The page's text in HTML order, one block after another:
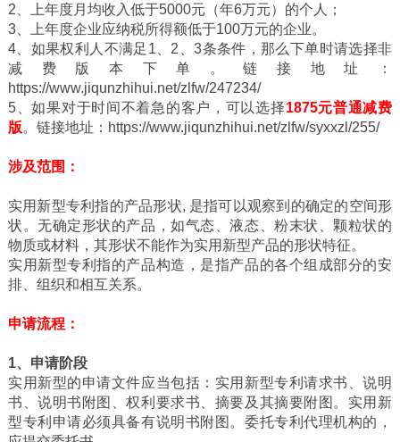
2、上年度月均收入低于5000元（年6万元）的个人；
3、上年度企业应纳税所得额低于100万元的企业。
4、如果权利人不满足1、2、3条条件，那么下单时请选择非
减费版本下单。链接地址：
https://www.jiqunzhihui.net/zlfw/247234/
5、如果对于时间不着急的客户，可以选择1875元普通减费
版。链接地址：https://www.jiqunzhihui.net/zlfw/syxxzl/255/
涉及范围：
实用新型专利指的产品形状, 是指可以观察到的确定的空间形
状。无确定形状的产品，如气态、液态、粉末状、颗粒状的
物质或材料，其形状不能作为实用新型产品的形状特征。
实用新型专利指的产品构造，是指产品的各个组成部分的安
排、组织和相互关系。
申请流程：
1、申请阶段
实用新型的申请文件应当包括：实用新型专利请求书、说明
书、说明书附图、权利要求书、摘要及其摘要附图。实用新
型专利申请必须具备有说明书附图。委托专利代理机构的，